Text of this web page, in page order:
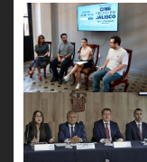
ó
n
d
e